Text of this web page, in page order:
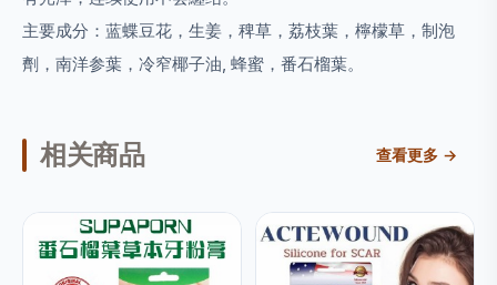
主要成分： 蓝蝶豆花，生姜，稗草，荔枝葉，檸檬草，制泡
劑，南洋参葉，冷窄椰子油, 蜂蜜，番石榴葉。
相关商品 查看更多 →